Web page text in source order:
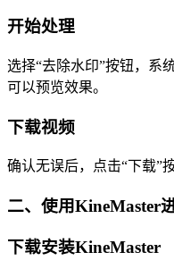
开始处理
选择“去除水印”按钮，系
可以预览效果。
下载视频
确认无误后，点击“下载”
二、使用KineMaster
下载安装KineMaster